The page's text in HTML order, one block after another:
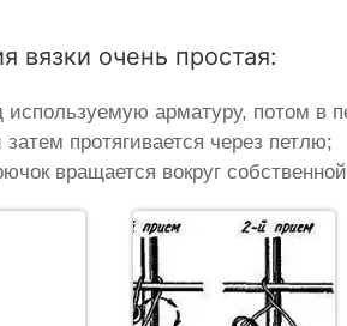
вязки очень простая:
используемую арматуру, потом в
протягивается через петлю;
вращается вокруг